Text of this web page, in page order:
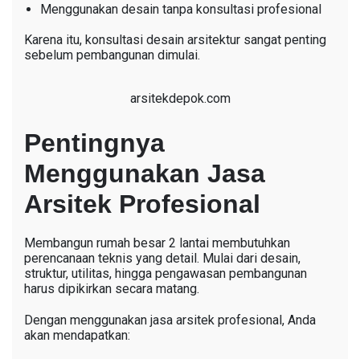
Menggunakan desain tanpa konsultasi profesional
Karena itu, konsultasi desain arsitektur sangat penting
sebelum pembangunan dimulai.
arsitekdepok.com
Pentingnya
Menggunakan Jasa
Arsitek Profesional
Membangun rumah besar 2 lantai membutuhkan
perencanaan teknis yang detail. Mulai dari desain,
struktur, utilitas, hingga pengawasan pembangunan
harus dipikirkan secara matang.
Dengan menggunakan jasa arsitek profesional, Anda
akan mendapatkan: